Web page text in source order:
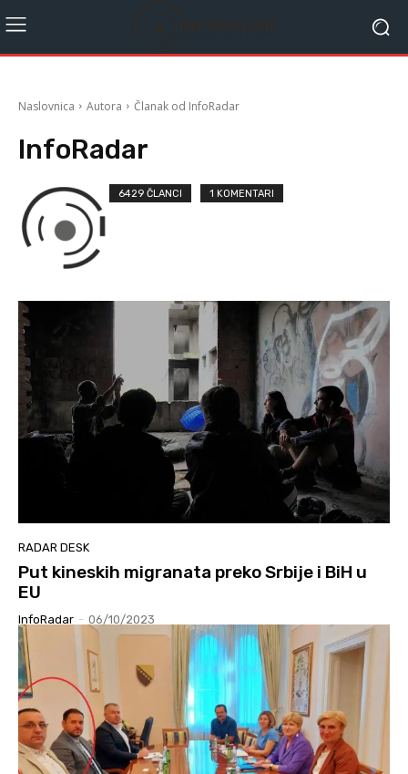
Naslovnica Autora Članak od InfoRadar
InfoRadar
6429 ČLANCI 1 KOMENTARI
RADAR DESK
Put kineskih migranata preko Srbije i BiH u
EU
InfoRadar - 06/10/2023